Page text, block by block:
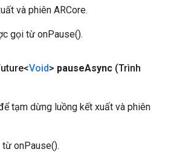
và phiên ARCore.
gọi từ onPause().
Void> pauseAsync (Trình
tạm dừng luồng kết xuất và phiên
onPause().